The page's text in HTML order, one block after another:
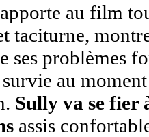
au film
taciturne,
ses problèmes
au
Sully va se fier
assis